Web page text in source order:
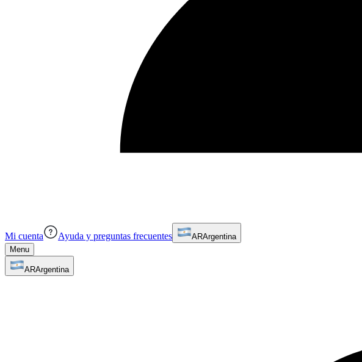
Mi cuenta Ayuda y preguntas frecuentes ARArgentina
Menu
ARArgentina